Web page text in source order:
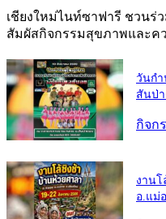
เชียงใหม่ไนท์ซาฟารี ชวนร่ว
สัมผัสกิจกรรมสุขภาพและค
วันก
สันป่า
กิจก
งาน
อ.แม่